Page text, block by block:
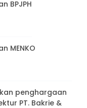
BPJPH
MENKO
penghargaan
PT. Bakrie &